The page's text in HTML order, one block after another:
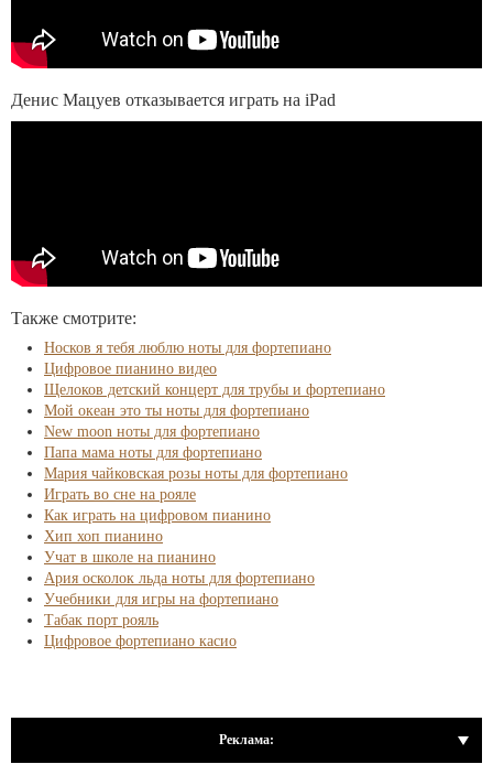
Денис Мацуев отказывается играть на iPad
Также смотрите:
Носков я тебя люблю ноты для фортепиано
Цифровое пианино видео
Щелоков детский концерт для трубы и фортепиано
Мой океан это ты ноты для фортепиано
New moon ноты для фортепиано
Папа мама ноты для фортепиано
Мария чайковская розы ноты для фортепиано
Играть во сне на рояле
Как играть на цифровом пианино
Хип хоп пианино
Учат в школе на пианино
Ария осколок льда ноты для фортепиано
Учебники для игры на фортепиано
Табак порт рояль
Цифровое фортепиано касио
Реклама: